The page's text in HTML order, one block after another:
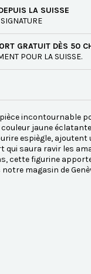
LA SUISSE
GRATUIT DÈS 50
POUR LA SUISSE.
incontournable
jaune
espiègle, ajoutent
qui saura ravir les
cette figurine
magasin de